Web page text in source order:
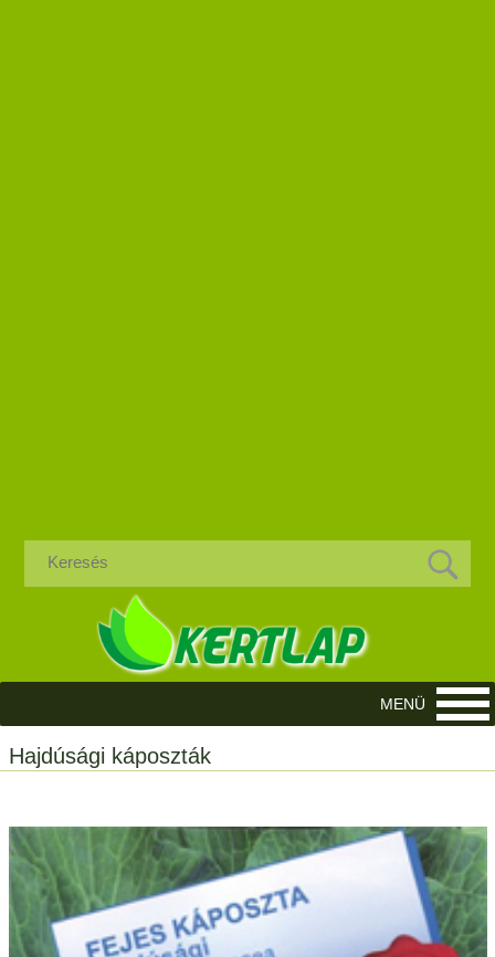
Hajdúsági káposzták